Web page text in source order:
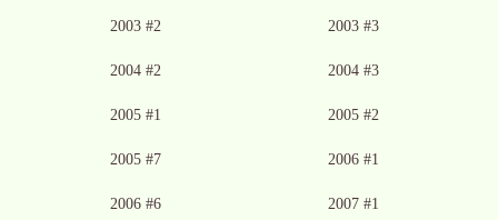
Ingen bild tillgänglig
2003 #2 Ingen bild tillgänglig
2003 #3
2004 #2 Ingen bild tillgänglig
2004 #3
Ingen bild tillgänglig
2005 #1 Ingen bild tillgänglig
2005 #2
Ingen bild tillgänglig
2005 #7 Ingen bild tillgänglig
2006 #1
2006 #6 2007 #1